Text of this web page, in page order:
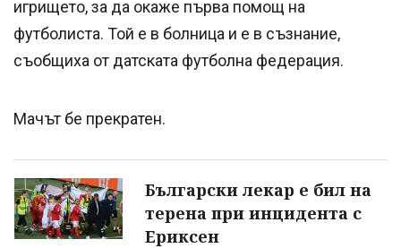
игрището, за да окаже първа помощ на
футболиста. Той е в болница и е в съзнание,
съобщиха от датската футболна федерация.
Мачът бе прекратен.
Български лекар е бил на
терена при инцидента с
Ериксен